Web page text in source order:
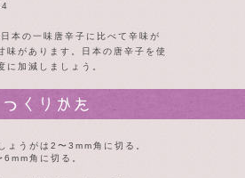
本の一味唐辛子に比べて辛味が
味があります。日本の唐辛子を使
に加減しましょう。
ょうがは2〜3mm角に切る。
角に切る。